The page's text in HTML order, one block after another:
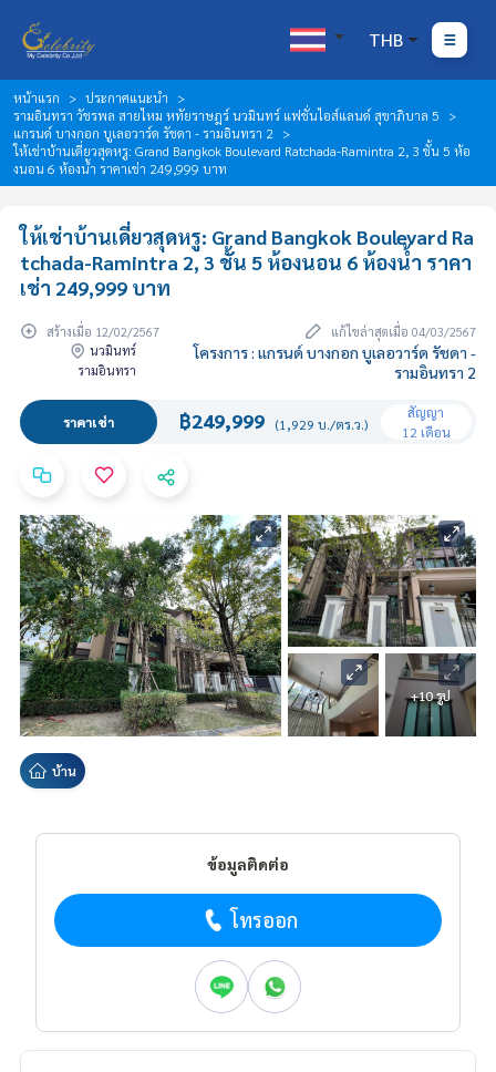
THB
หน้าแรก
ประกาศแนะนำ
รามอินทรา วัชรพล สายไหม หทัยราษฎร์ นวมินทร์ แฟชั่นไอส์แลนด์ สุขาภิบาล 5
แกรนด์ บางกอก บูเลอวาร์ด รัชดา - รามอินทรา 2
ให้เช่าบ้านเดี่ยวสุดหรู: Grand Bangkok Boulevard Ratchada-Ramintra 2, 3 ชั้น 5 ห้อ
งนอน 6 ห้องน้ำ ราคาเช่า 249,999 บาท
ให้เช่าบ้านเดี่ยวสุดหรู: Grand Bangkok Boulevard Ra
tchada-Ramintra 2, 3 ชั้น 5 ห้องนอน 6 ห้องน้ำ ราคา
เช่า 249,999 บาท
สร้างเมื่อ 12/02/2567
แก้ไขล่าสุดเมื่อ 04/03/2567
นวมินทร์
รามอินทรา
โครงการ : แกรนด์ บางกอก บูเลอวาร์ด รัชดา -
รามอินทรา 2
ราคาเช่า ฿249,999 (1,929 บ./ตร.ว.)
สัญญา
12 เดือน
+10 รูป
บ้าน
ข้อมูลติดต่อ
โทรออก